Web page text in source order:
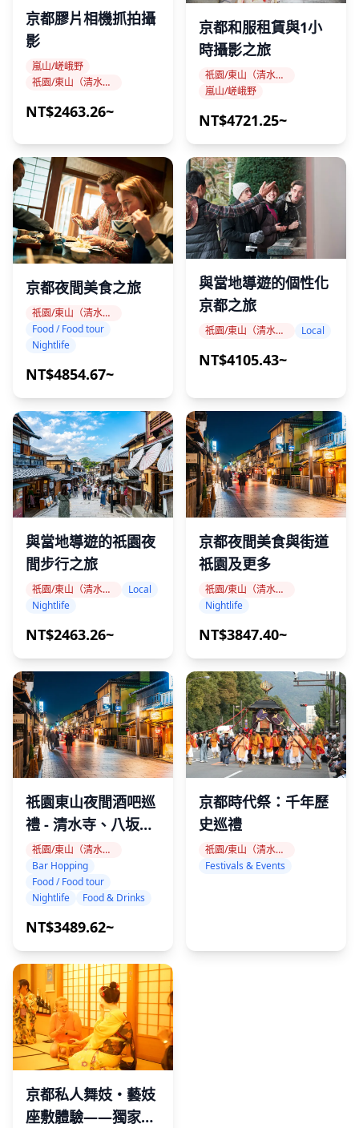
如何使用
請在入口處向服務人員出示您的紙質門票。
進入會場後，請在您的門票上指示的座位就座。
包含項目
紙質門票
小冊子
不包含項目
前往會場的交通
其他個人開銷
取消政策
所有銷售均為最終決定。無論取消狀態如何，旅客均不會收
到任何退款。
預訂前確認
山鉾巡行（遊行）將風雨無阻地舉行。除非山鉾巡行沒有舉
行，否則不予退款。與付款相關的票務和送貨費用不予退
還。
一旦我們的現場工作人員將門票交給您，我們將不對任何損
壞負責。請小心不要丟失它們。
座位號碼列在門票上。請將您的門票出示給您座位附近的接
待員，並坐在標有您座位號碼的椅子上。
當天注意事項
我們預計會出現極端高溫，因此請注意保持水分和良好的身
體狀況。即使您不渴，也請經常喝水。請採取防暑措施，例
如戴帽子。（不允許使用陽傘，因為它們會阻擋視線。）
們會阻擋視線。）請注意，⚠︎的洗手間設施不足。
在看台區域禁止使用三腳架。在看台區域不允許進行攝影和
錄像。
對於在場內或場外以擾亂其他顧客的方式行事且不遵守工作
人員指示的人員，將被強行要求離開場地。在這種情況下，
門票將不予退還。
由於新型冠狀病毒感染等的影響，活動可能會發生變更或取
消。
京都膠片相機抓拍攝
影
嵐山/嵯峨野
祇園/東山（清水寺、八坂神社、平安神宮）
NT$2463.26~
京都和服租賃與1小
時攝影之旅
祇園/東山（清水寺、八坂神社、平安神宮）
嵐山/嵯峨野
NT$4721.25~
京都夜間美食之旅
祇園/東山（清水寺、八坂神社、平安神宮）
Food / Food tour
Nightlife
NT$4854.67~
與當地導遊的個性化
京都之旅
祇園/東山（清水寺、八坂神社、平安神宮） Local
NT$4105.43~
與當地導遊的祇園夜
間步行之旅
祇園/東山（清水寺、八坂神社、平安神宮）
Local
Nightlife
NT$2463.26~
京都夜間美食與街道
祇園及更多
祇園/東山（清水寺、八坂神社、平安神宮）
Nightlife
NT$3847.40~
祇園東山夜間酒吧巡
禮 - 清水寺、八坂神
社與平安神宮
祇園/東山（清水寺、八坂神社、平安神宮）
Bar Hopping
Food / Food tour
Nightlife
Food & Drinks
NT$3489.62~
京都時代祭：千年歷
史巡禮
祇園/東山（清水寺、八坂神社、平安神宮）
Festivals & Events
京都私人舞妓・藝妓
座敷體驗——獨家進